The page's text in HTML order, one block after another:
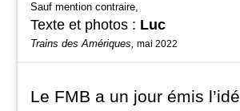
Sauf mention contraire,
Texte et photos : Luc
Trains des Amériques, mai 2022
Le FMB a un jour émis